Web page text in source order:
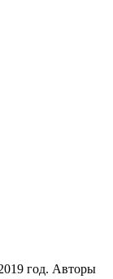
год. Авторы